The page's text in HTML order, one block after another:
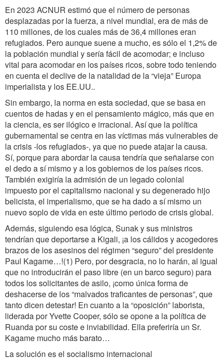
En 2023 ACNUR estimó que el número de personas
desplazadas por la fuerza, a nivel mundial, era de más de
110 millones, de los cuales más de 36,4 millones eran
refugiados. Pero aunque suene a mucho, es sólo el 1,2% de
la población mundial y sería fácil de acomodar; e incluso
vital para acomodar en los países ricos, sobre todo teniendo
en cuenta el declive de la natalidad de la “vieja” Europa
imperialista y los EE.UU..
Sin embargo, la norma en esta sociedad, que se basa en
cuentos de hadas y en el pensamiento mágico, más que en
la ciencia, es ser ilógico e irracional. Así que la política
gubernamental se centra en las víctimas más vulnerables de
la crisis -los refugiados-, ya que no puede atajar la causa.
Sí, porque para abordar la causa tendría que señalarse con
el dedo a sí mismo y a los gobiernos de los países ricos.
También exigiría la admisión de un legado colonial
impuesto por el capitalismo nacional y su degenerado hijo
belicista, el imperialismo, que se ha dado a sí mismo un
nuevo soplo de vida en este último periodo de crisis global.
Además, siguiendo esa lógica, Sunak y sus ministros
tendrían que deportarse a Kigali, ¡a los cálidos y acogedores
brazos de los asesinos del régimen “seguro” del presidente
Paul Kagame…!(1) Pero, por desgracia, no lo harán, al igual
que no introducirán el paso libre (en un barco seguro) para
todos los solicitantes de asilo, ¡como única forma de
deshacerse de los “malvados traficantes de personas”, que
tanto dicen detestar! En cuanto a la “oposición” laborista,
liderada por Yvette Cooper, sólo se opone a la política de
Ruanda por su coste e inviabilidad. Ella preferiría un Sr.
Kagame mucho más barato…
La solución es el socialismo internacional